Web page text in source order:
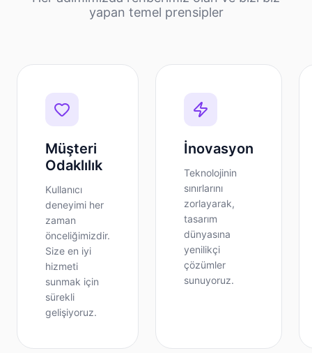
yapan temel prensipler
Müşteri
Odaklılık
Kullanıcı
deneyimi her
zaman
önceliğimizdir.
Size en iyi
hizmeti
sunmak için
sürekli
gelişiyoruz.
İnovasyon
Teknolojinin
sınırlarını
zorlayarak,
tasarım
dünyasına
yenilikçi
çözümler
sunuyoruz.